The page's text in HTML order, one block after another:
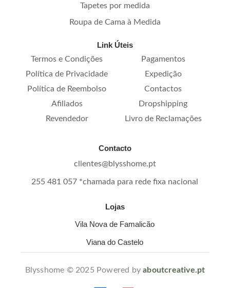
Tapetes por medida
Roupa de Cama à Medida
Link Úteis
Termos e Condições
Pagamentos
Política de Privacidade
Expedição
Política de Reembolso
Contactos
Afiliados
Dropshipping
Revendedor
Livro de Reclamações
Contacto
clientes@blysshome.pt
255 481 057 *chamada para rede fixa nacional
Lojas
Vila Nova de Famalicão
Viana do Castelo
Blysshome © 2025 Powered byaboutcreative.pt